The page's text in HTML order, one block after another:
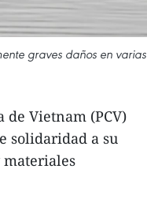
graves daños en varias
Vietnam (PCV)
solidaridad a su
materiales